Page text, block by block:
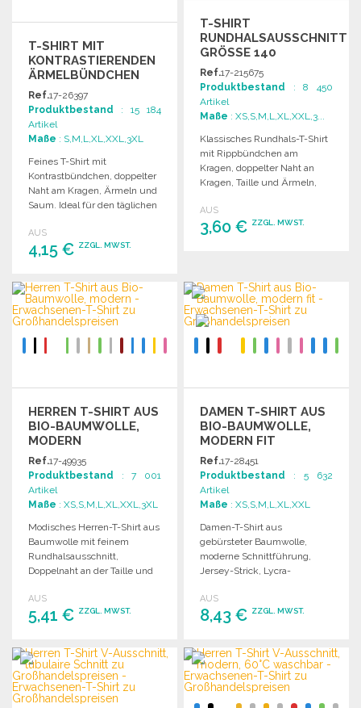
T-SHIRT MIT
KONTRASTIERENDEN
ÄRMELBÜNDCHEN
Ref.17-26397
Produktbestand : 15 184
Artikel
Maße : S,M,L,XL,XXL,3XL
Feines T-Shirt mit
Kontrastbündchen, doppelter
Naht am Kragen, Ärmeln und
Saum. Ideal für den täglichen
AUS
4,15 € ZZGL. MWST.
BESTELLEN
Angebot anfordern
T-SHIRT
RUNDHALSAUSSCHNITT
GRÖSSE 140
Ref.17-215675
Produktbestand : 8 450
Artikel
Maße : XS,S,M,L,XL,XXL,3...
Klassisches Rundhals-T-Shirt
mit Rippbündchen am
Kragen, doppelter Naht an
Kragen, Taille und Ärmeln,
AUS
3,60 € ZZGL. MWST.
Angebot anfordern
HERREN T-SHIRT AUS
BIO-BAUMWOLLE,
MODERN
Ref.17-49935
Produktbestand : 7 001
Artikel
Maße : XS,S,M,L,XL,XXL,3XL
Modisches Herren-T-Shirt aus
Baumwolle mit feinem
Rundhalsausschnitt,
Doppelnaht an der Taille und
AUS
5,41 € ZZGL. MWST.
BESTELLEN
Angebot anfordern
DAMEN T-SHIRT AUS
BIO-BAUMWOLLE,
MODERN FIT
Ref.17-28451
Produktbestand : 5 632
Artikel
Maße : XS,S,M,L,XL,XXL
Damen-T-Shirt aus
gebürsteter Baumwolle,
moderne Schnittführung,
Jersey-Strick, Lycra-
mit Pflegeband.
AUS
8,43 € ZZGL. MWST.
BESTELLEN
Angebot anfordern